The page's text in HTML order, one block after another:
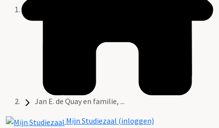
Jan E. de Quay en familie, ...
Mijn Studiezaal (inloggen)